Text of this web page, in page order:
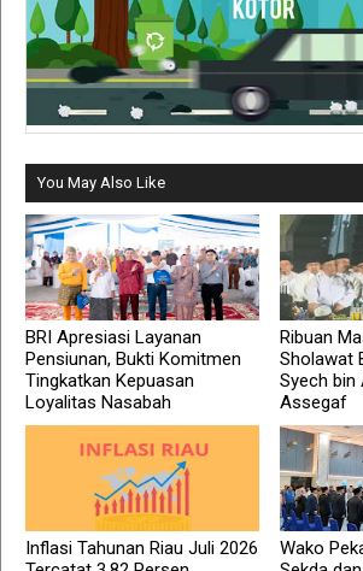
You May Also Like
BRI Apresiasi Layanan
Pensiunan, Bukti Komitmen
Tingkatkan Kepuasan
Loyalitas Nasabah
Ribuan
Sholawat
Syech bin
Assegaf
Inflasi Tahunan Riau Juli 2026
Wako